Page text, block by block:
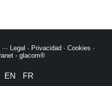
Legal · Privacidad · Cookies ·
- glacom®
EN FR